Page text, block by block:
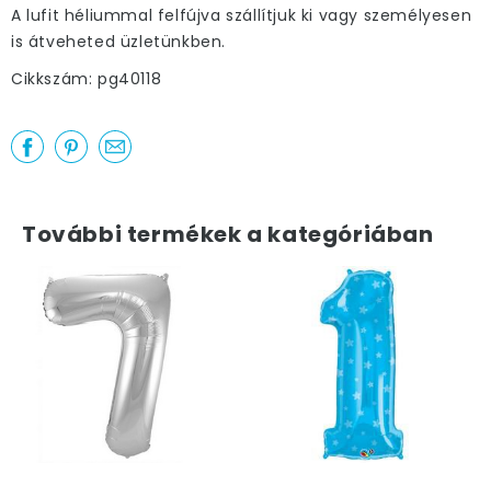
A lufit héliummal felfújva szállítjuk ki vagy személyesen
is átveheted üzletünkben.
Cikkszám: pg40118
További termékek a kategóriában